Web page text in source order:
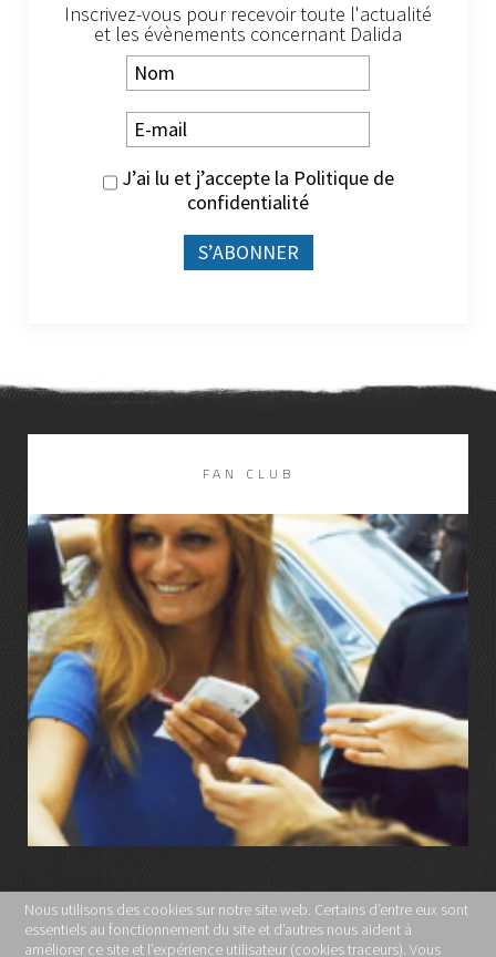
Inscrivez-vous pour recevoir toute l'actualité
et les évènements concernant Dalida
J’ai lu et j’accepte la Politique de
confidentialité
FAN CLUB
LIRE LA SUITE
MENTIONS LÉGALES
Nous utilisons des cookies sur notre site web. Certains d’entre eux sont
essentiels au fonctionnement du site et d’autres nous aident à
améliorer ce site et l’expérience utilisateur (cookies traceurs). Vous